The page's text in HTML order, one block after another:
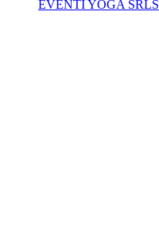
EVENTI YOGA SRLS